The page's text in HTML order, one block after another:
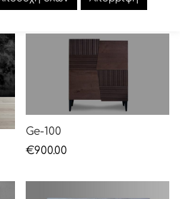
Ge-100
€900.00